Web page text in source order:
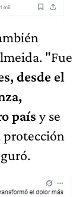
"Fue
desde el
país y se